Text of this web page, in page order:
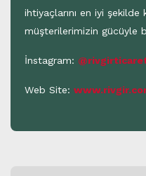
ihtiyaçlarını en iyi şekilde
müşterilerimizin gücüyle
İnstagram:
Web Site: